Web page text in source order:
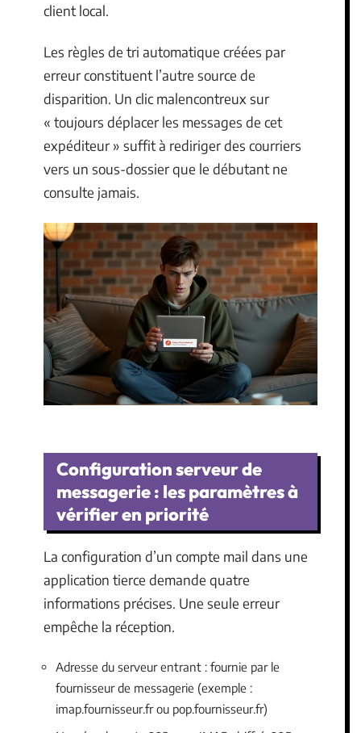
client local.
Les règles de tri automatique créées par
erreur constituent l’autre source de
disparition. Un clic malencontreux sur
« toujours déplacer les messages de cet
expéditeur » suffit à rediriger des courriers
vers un sous-dossier que le débutant ne
consulte jamais.
Configuration serveur de
messagerie : les paramètres à
vérifier en priorité
La configuration d’un compte mail dans une
application tierce demande quatre
informations précises. Une seule erreur
empêche la réception.
Adresse du serveur entrant : fournie par le
fournisseur de messagerie (exemple :
imap.fournisseur.fr ou pop.fournisseur.fr)